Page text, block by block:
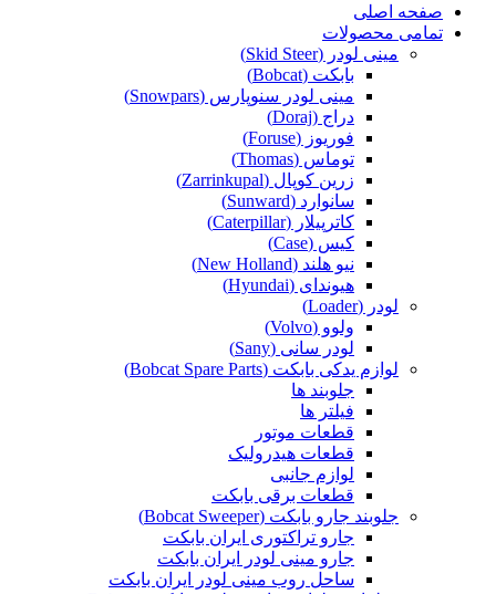
صفحه اصلی
تمامی محصولات
مینی لودر (Skid Steer)
بابکت (Bobcat)
مینی لودر سنوپارس (Snowpars)
دراج (Doraj)
فوریوز (Foruse)
توماس (Thomas)
زرین کوپال (Zarrinkupal)
سانوارد (Sunward)
کاترپیلار (Caterpillar)
کیس (Case)
نیو هلند (New Holland)
هیوندای (Hyundai)
لودر (Loader)
ولوو (Volvo)
لودر سانی (Sany)
لوازم یدکی بابکت (Bobcat Spare Parts)
جلوبند ها
فیلتر ها
قطعات موتور
قطعات هیدرولیک
لوازم جانبی
قطعات برقی بابکت
جلوبند جارو بابکت (Bobcat Sweeper)
جارو تراکتوری ایران بابکت
جارو مینی لودر ایران بابکت
ساحل روب مینی لودر ایران بابکت